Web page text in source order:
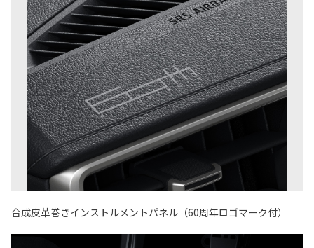
合成皮革巻きインストルメントパネル（60周年ロゴマーク付）